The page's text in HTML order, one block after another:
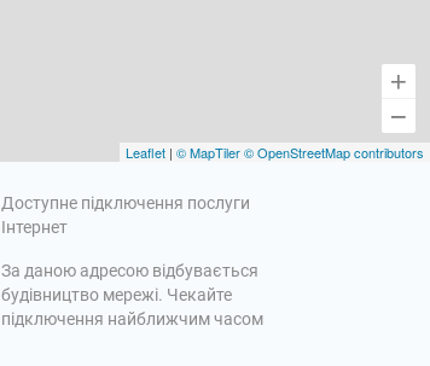
Leaflet | © MapTiler© OpenStreetMap contributors
Доступне підключення послуги
Інтернет
За даною адресою відбувається
будівництво мережі. Чекайте
підключення найближчим часом